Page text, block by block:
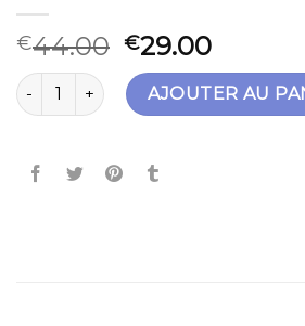
€44.00 €29.00
quantité de besace homme
AJOUTER AU